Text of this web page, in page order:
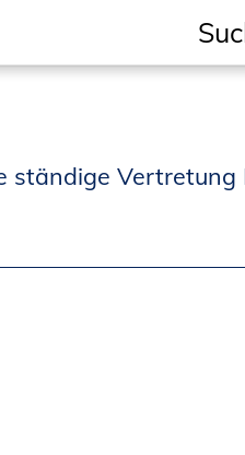
ständige Vertretung